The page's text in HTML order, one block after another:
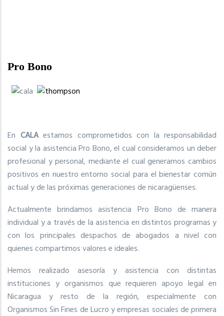
Pro Bono
En CALA estamos comprometidos con la responsabilidad
social y la asistencia Pro Bono, el cual consideramos un deber
profesional y personal, mediante el cual generamos cambios
positivos en nuestro entorno social para el bienestar común
actual y de las próximas generaciones de nicaragüenses.
Actualmente brindamos asistencia Pro Bono de manera
individual y a través de la asistencia en distintos programas y
con los principales despachos de abogados a nivel con
quienes compartimos valores e ideales.
Hemos realizado asesoría y asistencia con distintas
instituciones y organismos que requieren apoyo legal en
Nicaragua y resto de la región, especialmente con
Organismos Sin Fines de Lucro y empresas sociales de primera